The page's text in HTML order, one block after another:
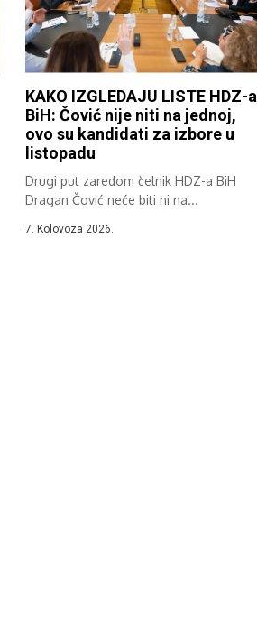
KAKO IZGLEDAJU LISTE HDZ-a
BiH: Čović nije niti na jednoj,
ovo su kandidati za izbore u
listopadu
Drugi put zaredom čelnik HDZ-a BiH
Dragan Čović neće biti ni na...
7. Kolovoza 2026.